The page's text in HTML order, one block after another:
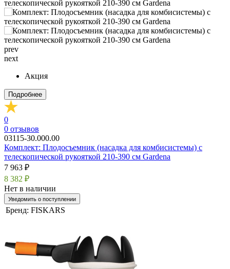
prev
next
Акция
Подробнее
0
0 отзывов
03115-30.000.00
Комплект: Плодосъемник (насадка для комбисистемы) с
телескопической рукояткой 210-390 см Gardena
7 963 ₽
8 382 ₽
Нет в наличии
Уведомить о поступлении
Бренд: FISKARS